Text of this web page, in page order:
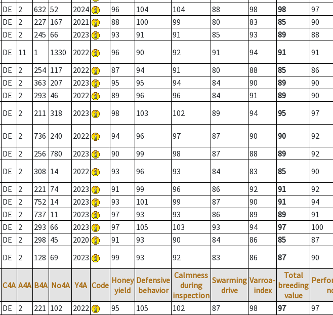
DE 2 632 52 2024 96 104 104 88 98 98
97
DE 2 227 167 2021 88 100 99 80 83 85
90
DE 2 245 66 2023 93 91 91 85 93 89
88
DE 11 1 1330 2022 96 90 92 91 94 91
91
DE 2 254 117 2022 87 94 91 80 88 85
86
DE 2 363 207 2023 95 95 94 84 90 89
90
DE 2 293 46 2022 89 96 96 84 91 89
90
DE 2 211 318 2023 98 103 102 89 94 95 97
DE 2 736 240 2022 94 96 97 87 90 90
92
DE 2 256 780 2023 90 99 98 87 88 89
92
DE 2 308 14 2022 93 96 93 84 83 85
90
DE 2 221 74 2023 91 99 96 86 92 91
92
DE 2 752 14 2023 93 101 99 87 90 91
94
DE 2 737 11 2023 97 93 93 86 89 89
91
DE 2 293 66 2023 97 105 103 93 94 97
100
DE 2 298 45 2020 91 93 90 84 86 85
87
DE 2 128 69 2023 99 93 92 83 86 87 90
C4A A4A B4A No4A Y4A Code Honey
yield
Defensive
behavior
Calmness
during
inspection
Swarming
drive
Varroa-
index
Total
breeding
value
DE 2 221 102 2022 95 105 102 87 98 97
97